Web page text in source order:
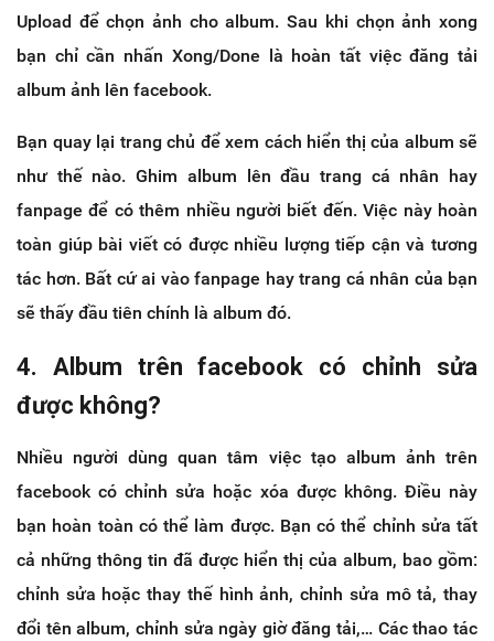
Upload để chọn ảnh cho album. Sau khi chọn ảnh xong
bạn chỉ cần nhấn Xong/Done là hoàn tất việc đăng tải
album ảnh lên facebook.
Bạn quay lại trang chủ để xem cách hiển thị của album sẽ
như thế nào. Ghim album lên đầu trang cá nhân hay
fanpage để có thêm nhiều người biết đến. Việc này hoàn
toàn giúp bài viết có được nhiều lượng tiếp cận và tương
tác hơn. Bất cứ ai vào fanpage hay trang cá nhân của bạn
sẽ thấy đầu tiên chính là album đó.
4. Album trên facebook có chỉnh sửa
được không?
Nhiều người dùng quan tâm việc tạo album ảnh trên
facebook có chỉnh sửa hoặc xóa được không. Điều này
bạn hoàn toàn có thể làm được. Bạn có thể chỉnh sửa tất
cả những thông tin đã được hiển thị của album, bao gồm:
chỉnh sửa hoặc thay thế hình ảnh, chỉnh sửa mô tả, thay
đổi tên album, chỉnh sửa ngày giờ đăng tải,… Các thao tác